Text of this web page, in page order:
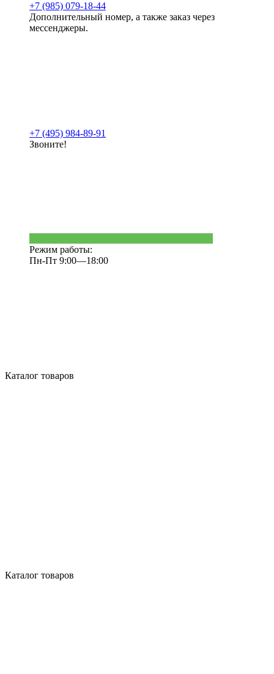
+7 (985) 079-18-44
Дополнительный номер, а также заказ через
мессенджеры.
+7 (495) 984-89-91
Звоните!
Режим работы:
Пн-Пт 9:00—18:00
Каталог товаров
Каталог товаров